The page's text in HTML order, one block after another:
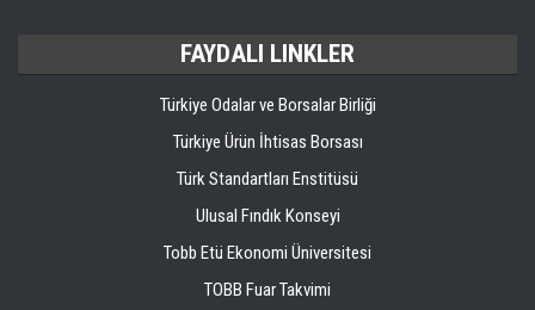
FAYDALI LINKLER
Türkiye Odalar ve Borsalar Birliği
Türkiye Ürün İhtisas Borsası
Türk Standartları Enstitüsü
Ulusal Fındık Konseyi
Tobb Etü Ekonomi Üniversitesi
TOBB Fuar Takvimi